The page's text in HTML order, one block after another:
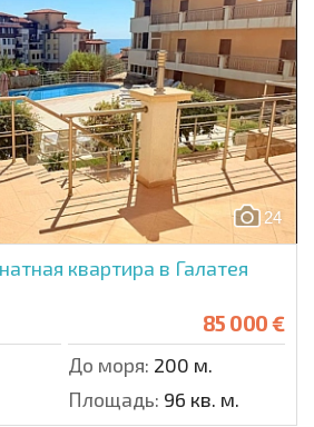
24
квартира в Галатея
85 000 €
До моря: 200 м.
Площадь: 96 кв. м.